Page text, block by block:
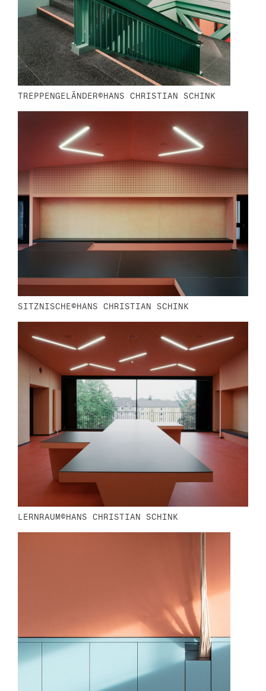
TREPPENGELÄNDER©HANS CHRISTIAN SCHINK
SITZNISCHE©HANS CHRISTIAN SCHINK
LERNRAUM©HANS CHRISTIAN SCHINK